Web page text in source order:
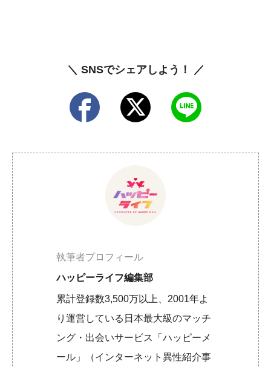
＼ SNSでシェアしよう！ ／
執筆者プロフィール
ハッピーライフ編集部
累計登録数3,500万以上、2001年よ
り運営している日本最大級のマッチ
ング・出会いサービス「ハッピーメ
ール」（インターネット異性紹介事